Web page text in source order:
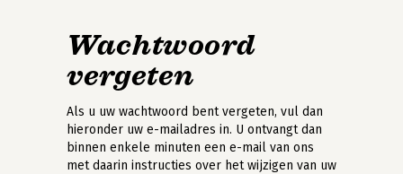
Wachtwoord
vergeten
Als u uw wachtwoord bent vergeten, vul dan
hieronder uw e-mailadres in. U ontvangt dan
binnen enkele minuten een e-mail van ons
met daarin instructies over het wijzigen van uw